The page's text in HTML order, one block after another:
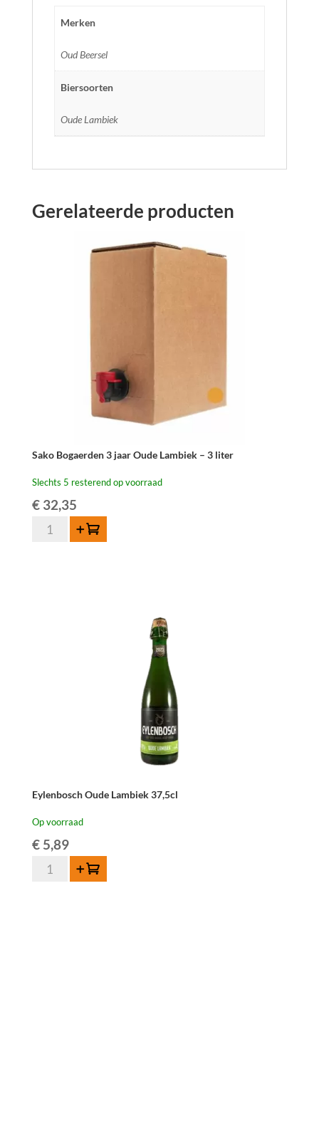
Merken
Oud Beersel
Biersoorten
Oude Lambiek
Gerelateerde producten
Sako Bogaerden 3 jaar Oude Lambiek – 3 liter
Slechts 5 resterend op voorraad
€32,35
Sako
Bogaerden
Toevoegen
Eylenbosch Oude Lambiek 37,5cl
Op voorraad
€5,89
EylenboschToevoegen